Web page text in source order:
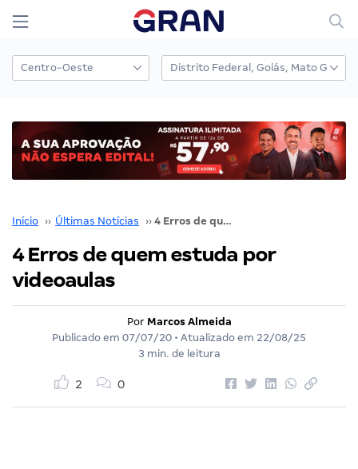
Início ›› Últimas Notícias ›› 4 Erros de quem estuda por videoaulas
4 Erros de quem estuda por
videoaulas
Por Marcos Almeida
Publicado em 07/07/20 • Atualizado em 22/08/25
3 min. de leitura
2 0